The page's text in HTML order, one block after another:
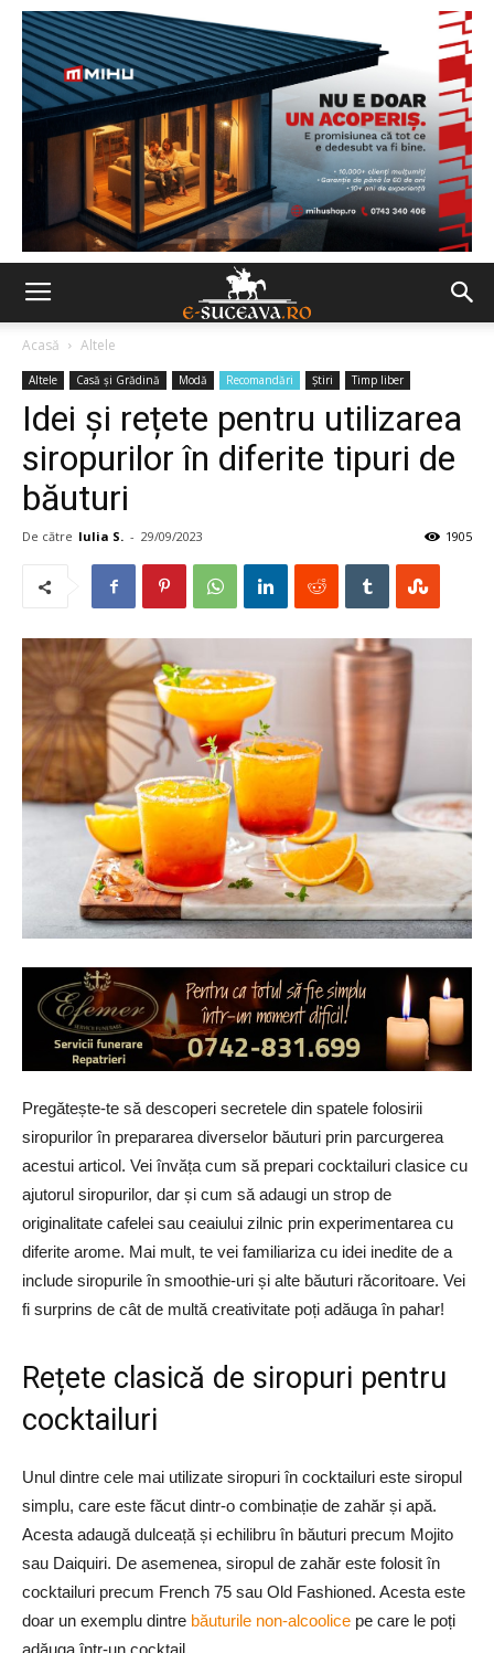
Acasă Altele
Altele Casă şi Grădină Modă Recomandări Ştiri Timp liber
Idei și rețete pentru utilizarea
siropurilor în diferite tipuri de
băuturi
De către Iulia S. - 29/09/2023 1905
Pregătește-te să descoperi secretele din spatele folosirii
siropurilor în prepararea diverselor băuturi prin parcurgerea
acestui articol. Vei învăța cum să prepari cocktailuri clasice cu
ajutorul siropurilor, dar și cum să adaugi un strop de
originalitate cafelei sau ceaiului zilnic prin experimentarea cu
diferite arome. Mai mult, te vei familiariza cu idei inedite de a
include siropurile în smoothie-uri și alte băuturi răcoritoare. Vei
fi surprins de cât de multă creativitate poți adăuga în pahar!
Rețete clasică de siropuri pentru
cocktailuri
Unul dintre cele mai utilizate siropuri în cocktailuri este siropul
simplu, care este făcut dintr-o combinație de zahăr și apă.
Acesta adaugă dulceață și echilibru în băuturi precum Mojito
sau Daiquiri. De asemenea, siropul de zahăr este folosit în
cocktailuri precum French 75 sau Old Fashioned. Acesta este
doar un exemplu dintre băuturile non-alcoolice pe care le poți
adăuga într-un cocktail.